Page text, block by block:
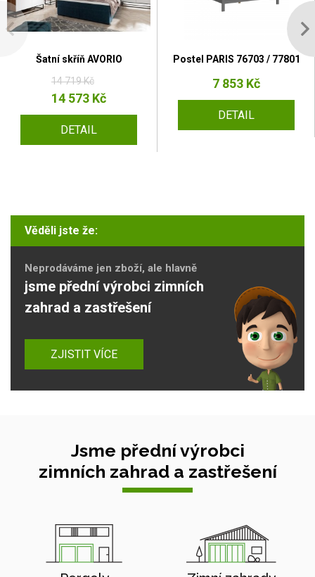
Šatní skříň AVORIO
14 719 Kč
14 573 Kč
DETAIL
Postel PARIS 76703 / 77801
7 853 Kč
DETAIL
Věděli jste že:
Neprodáváme jen zboží, ale hlavně
jsme přední výrobci zimních
zahrad a zastřešení
ZJISTIT VÍCE
Jsme přední výrobci
zimních zahrad a zastřešení